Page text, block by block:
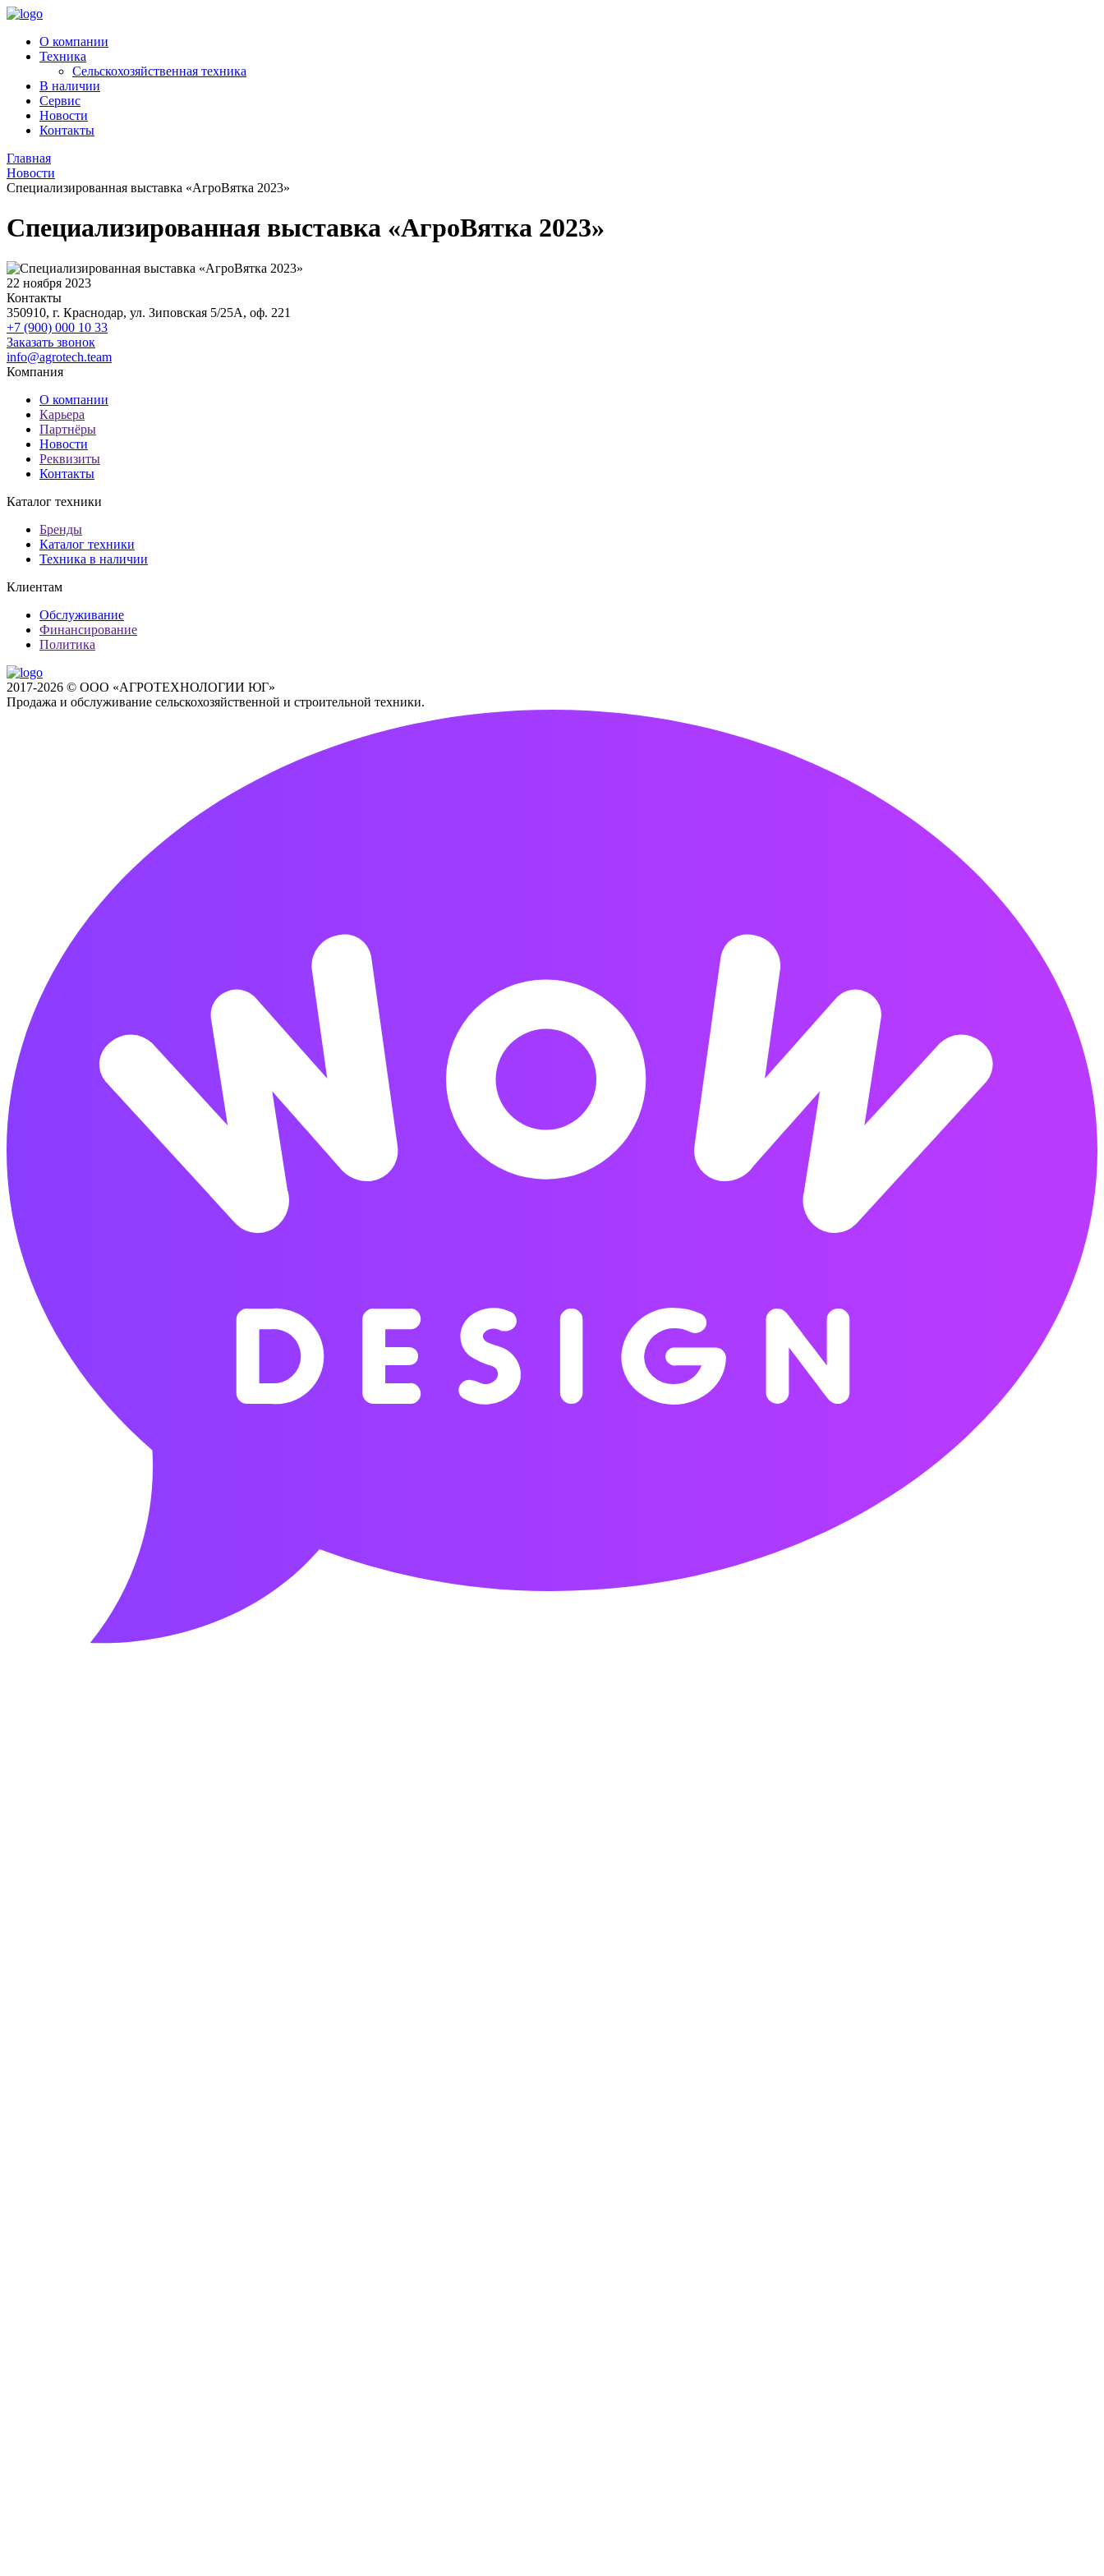
О компании
Техника
Сельcкохозяйственная техника
В наличии
Сервис
Новости
Контакты
Главная
Новости
Специализированная выставка «АгроВятка 2023»
Специализированная выставка «АгроВятка 2023»
22 ноября 2023
Контакты
350910, г. Краснодар, ул. Зиповская 5/25А, оф. 221
+7 (900) 000 10 33
Заказать звонок
info@agrotech.team
Компания
О компании
Карьера
Партнёры
Новости
Реквизиты
Контакты
Каталог техники
Бренды
Каталог техники
Техника в наличии
Клиентам
Обслуживание
Финансирование
Политика
2017-2026 © ООО «АГРОТЕХНОЛОГИИ ЮГ»
Продажа и обслуживание сельскохозяйственной и строительной техники.